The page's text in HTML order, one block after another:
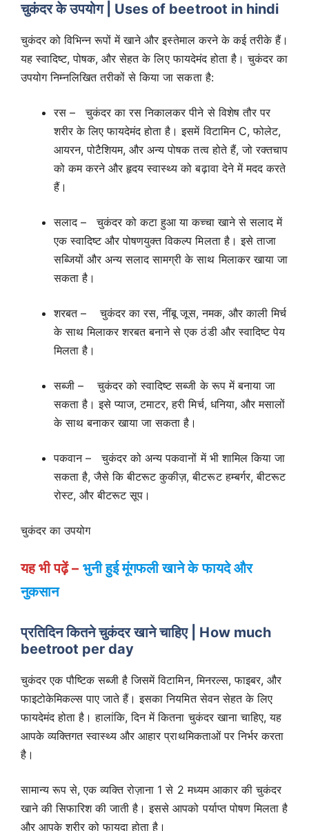
चुकंदर के उपयोग | Uses of beetroot in hindi
चुकंदर को विभिन्न रूपों में खाने और इस्तेमाल करने के कई तरीके हैं।
यह स्वादिष्ट, पोषक, और सेहत के लिए फायदेमंद होता है। चुकंदर का
उपयोग निम्नलिखित तरीकों से किया जा सकता है:
रस – चुकंदर का रस निकालकर पीने से विशेष तौर पर
शरीर के लिए फायदेमंद होता है। इसमें विटामिन C, फोलेट,
आयरन, पोटैशियम, और अन्य पोषक तत्व होते हैं, जो रक्तचाप
को कम करने और हृदय स्वास्थ्य को बढ़ावा देने में मदद करते
हैं।
सलाद – चुकंदर को कटा हुआ या कच्चा खाने से सलाद में
एक स्वादिष्ट और पोषणयुक्त विकल्प मिलता है। इसे ताजा
सब्जियों और अन्य सलाद सामग्री के साथ मिलाकर खाया जा
सकता है।
शरबत – चुकंदर का रस, नींबू जूस, नमक, और काली मिर्च
के साथ मिलाकर शरबत बनाने से एक ठंडी और स्वादिष्ट पेय
मिलता है।
सब्जी – चुकंदर को स्वादिष्ट सब्जी के रूप में बनाया जा
सकता है। इसे प्याज, टमाटर, हरी मिर्च, धनिया, और मसालों
के साथ बनाकर खाया जा सकता है।
पकवान – चुकंदर को अन्य पकवानों में भी शामिल किया जा
सकता है, जैसे कि बीटरूट कुकीज़, बीटरूट हम्बर्गर, बीटरूट
रोस्ट, और बीटरूट सूप।
चुकंदर का उपयोग
यह भी पढ़ें – भुनी हुई मूंगफली खाने के फायदे और
नुकसान
प्रतिदिन कितने चुकंदर खाने चाहिए | How much
beetroot per day
चुकंदर एक पौष्टिक सब्जी है जिसमें विटामिन, मिनरल्स, फाइबर, और
फाइटोकेमिकल्स पाए जाते हैं। इसका नियमित सेवन सेहत के लिए
फायदेमंद होता है। हालांकि, दिन में कितना चुकंदर खाना चाहिए, यह
आपके व्यक्तिगत स्वास्थ्य और आहार प्राथमिकताओं पर निर्भर करता
है।
सामान्य रूप से, एक व्यक्ति रोज़ाना 1 से 2 मध्यम आकार की चुकंदर
खाने की सिफारिश की जाती है। इससे आपको पर्याप्त पोषण मिलता है
और आपके शरीर को फायदा होता है।